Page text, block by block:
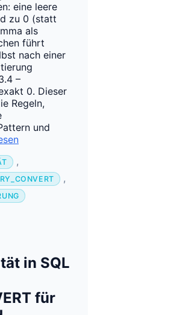
eine leere
zu 0 (statt
als
führt
nach einer
–
0. Dieser
Regeln,
und
,
,
in SQL
für